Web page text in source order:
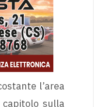
l’area
capitolo sulla